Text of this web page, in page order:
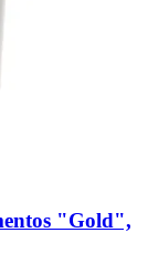
"Gold",